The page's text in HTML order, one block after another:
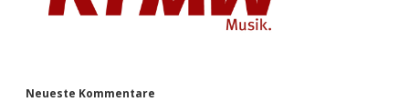
Neueste Kommentare